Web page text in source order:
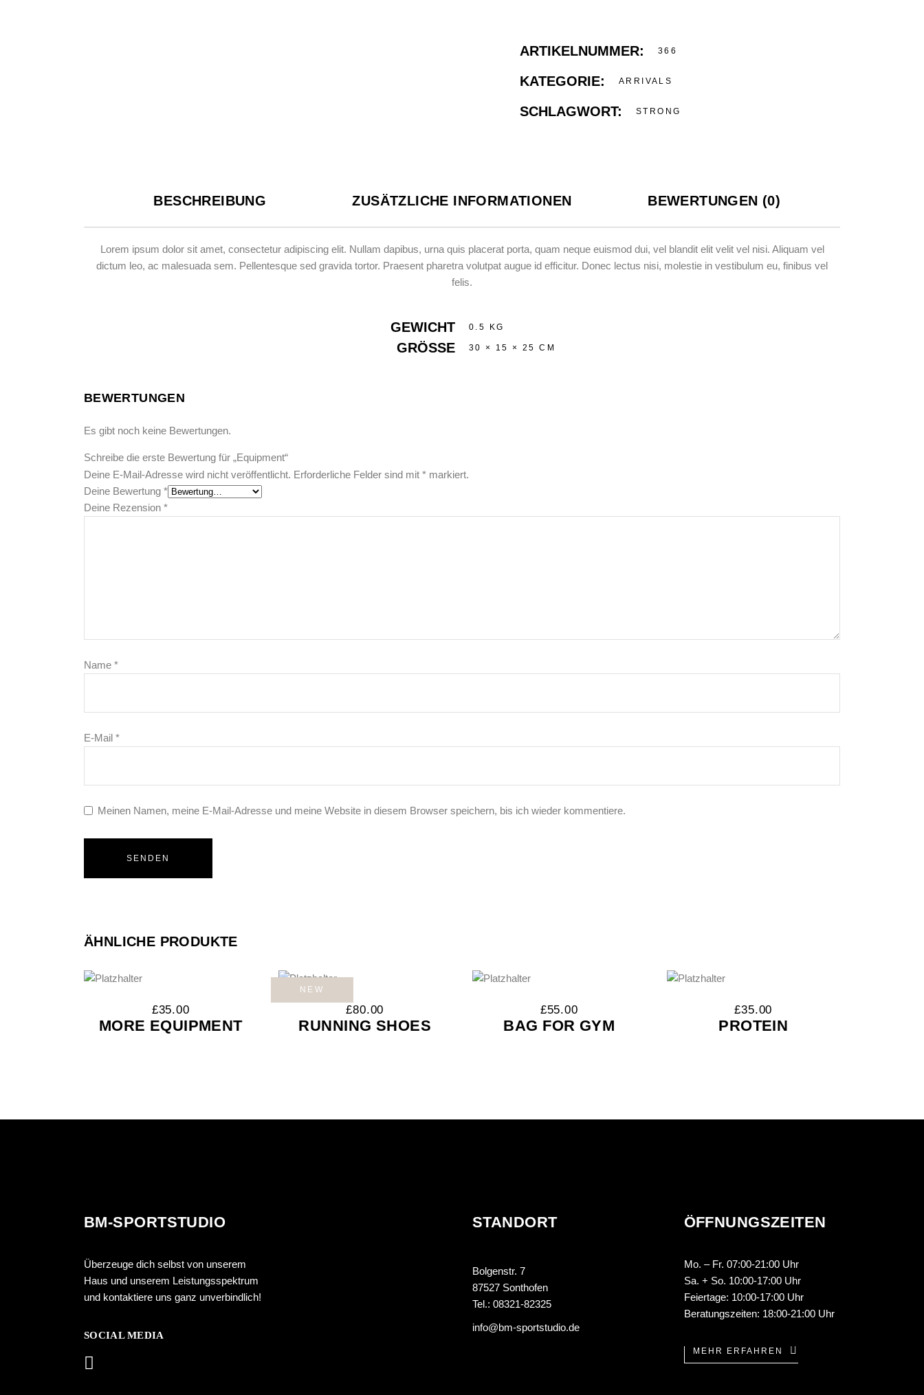
ARTIKELNUMMER: 366
KATEGORIE: ARRIVALS
SCHLAGWORT: STRONG
BESCHREIBUNG ZUSÄTZLICHE INFORMATIONEN BEWERTUNGEN (0)
Lorem ipsum dolor sit amet, consectetur adipiscing elit. Nullam dapibus, urna quis placerat porta, quam neque euismod dui, vel blandit elit velit vel nisi. Aliquam vel
dictum leo, ac malesuada sem. Pellentesque sed gravida tortor. Praesent pharetra volutpat augue id efficitur. Donec lectus nisi, molestie in vestibulum eu, finibus vel
felis.
GEWICHT 0.5 KG
GRÖSSE 30 × 15 × 25 CM
BEWERTUNGEN
Es gibt noch keine Bewertungen.
Schreibe die erste Bewertung für „Equipment“
Deine E-Mail-Adresse wird nicht veröffentlicht. Erforderliche Felder sind mit * markiert.
Deine Bewertung *
Deine Rezension *
Name *
E-Mail *
Meinen Namen, meine E-Mail-Adresse und meine Website in diesem Browser speichern, bis ich wieder kommentiere.
ÄHNLICHE PRODUKTE
£35.00
MORE EQUIPMENT
NEW
£80.00
RUNNING SHOES
£55.00
BAG FOR GYM
£35.00
PROTEIN
BM-SPORTSTUDIO
Überzeuge dich selbst von unserem
Haus und unserem Leistungsspektrum
und kontaktiere uns ganz unverbindlich!
SOCIAL MEDIA
STANDORT
Bolgenstr. 7
87527 Sonthofen
Tel.: 08321-82325
info@bm-sportstudio.de
ÖFFNUNGSZEITEN
Mo. – Fr. 07:00-21:00 Uhr
Sa. + So. 10:00-17:00 Uhr
Feiertage: 10:00-17:00 Uhr
Beratungszeiten: 18:00-21:00 Uhr
MEHR ERFAHREN